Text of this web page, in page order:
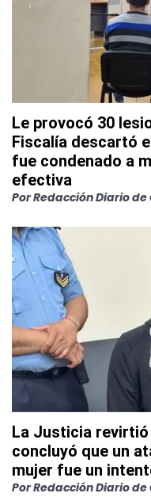
Le provocó 30
Fiscalía descartó
fue condenado a
efectiva
PorRedacción Diario de
La Justicia
concluyó que un
mujer fue un
PorRedacción Diario de